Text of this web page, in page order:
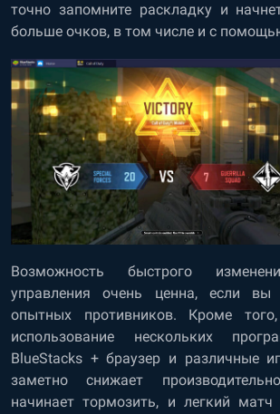
точно запомните раскладку и
больше очков, в том числе и с
Возможность быстрого
управления очень ценна, если вы
опытных противников. Кроме
использование нескольких
BlueStacks + браузер и различные
заметно снижает
начинает тормозить, и легкий